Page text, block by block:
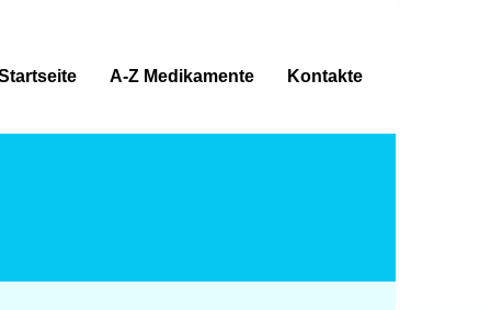
A-Z Medikamente Kontakte